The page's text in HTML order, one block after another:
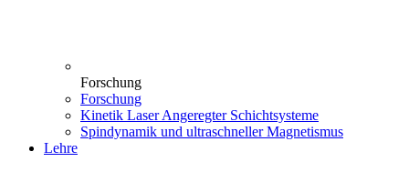
Forschung
Forschung
Kinetik Laser Angeregter Schichtsysteme
Spindynamik und ultraschneller Magnetismus
Lehre